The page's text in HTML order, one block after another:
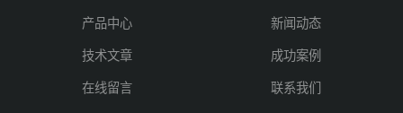
产品中心 新闻动态
技术文章 成功案例
在线留言 联系我们